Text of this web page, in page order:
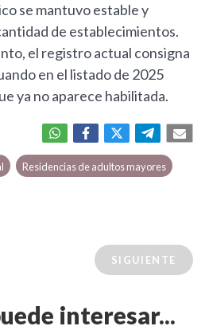
se mantuvo estable y
de establecimientos.
el registro actual consigna
en el listado de 2025
ya no aparece habilitada.
Residencias de adultos mayores
SIGUIENTE
interesar...